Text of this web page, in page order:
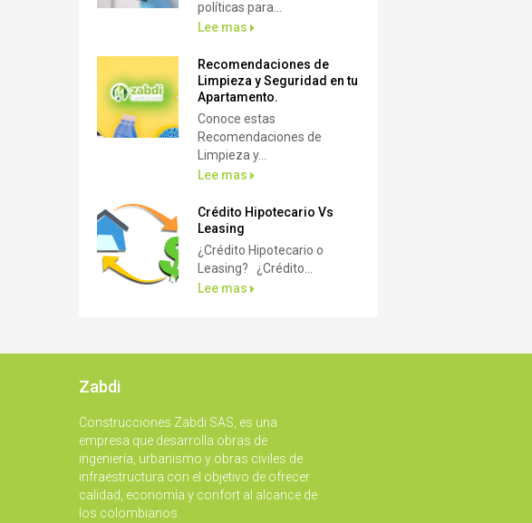
políticas para...
Lee mas
Recomendaciones de
Limpieza y Seguridad en tu
Apartamento.
Conoce estas
Recomendaciones de
Limpieza y...
Lee mas
Crédito Hipotecario Vs
Leasing
¿Crédito Hipotecario o
Leasing? ¿Crédito...
Lee mas
Zabdi
Construcciones Zabdi SAS, es una
empresa que desarrolla obras de
ingeniería, urbanismo y obras civiles de
infraestructura con el objetivo de ofrecer
calidad, economía y confort al alcance de
los colombianos.